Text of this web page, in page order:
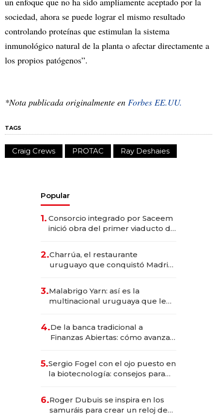
sociedad, ahora se puede lograr el mismo resultado
controlando proteínas que estimulan la sistema
inmunológico natural de la planta o afectar directamente a
los propios patógenos”.
*Nota publicada originalmente en Forbes EE.UU.
TAGS
Craig Crews PROTAC Ray Deshaies
Popular
1. Consorcio integrado por Saceem
inició obra del primer viaducto de
millones
2.Charrúa, el restaurante
uruguayo que conquistó Madrid:
anticipación y prepara apertura
3.Malabrigo Yarn: así es la
multinacional uruguaya que le
4.De la banca tradicional a
Finanzas Abiertas: cómo avanza
5.Sergio Fogel con el ojo puesto en
la biotecnología: consejos para
6.Roger Dubuis se inspira en los
samuráis para crear un reloj de